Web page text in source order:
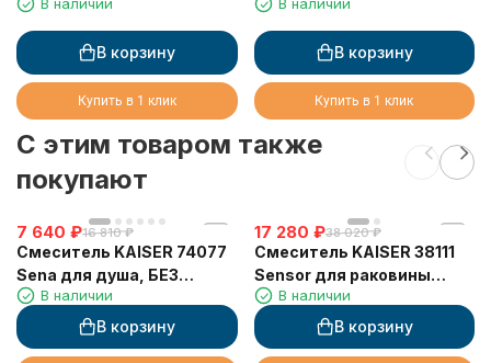
излива
В корзину
Купить в 1 клик
монтажа
В корзину
Купить в 1 клик
C этим товаром также
покупают
7 640 ₽16 810 ₽
Смеситель KAISER 74077
Sena для душа, БЕЗ
излива
В наличии
В корзину
17 280 ₽38 020 ₽
Смеситель KAISER 38111
Sensor для раковины
сенсорный (3810, 3820)
В наличии
В корзину